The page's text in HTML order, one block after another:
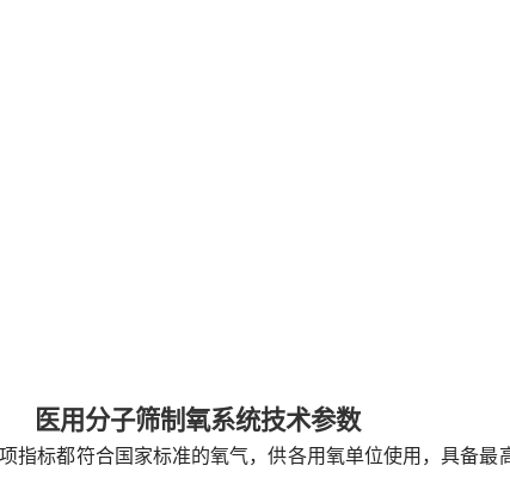
医用分子筛制氧系统技术参数
指标都符合国家标准的氧气，供各用氧单位使用，具备最